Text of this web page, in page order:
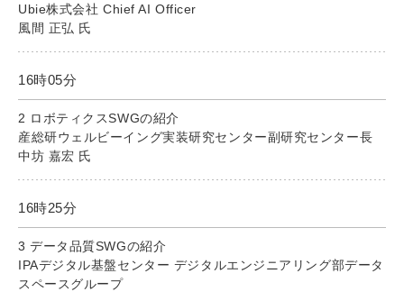
Ubie株式会社 Chief AI Officer
風間 正弘 氏
16時05分
2 ロボティクスSWGの紹介
産総研ウェルビーイング実装研究センター副研究センター長
中坊 嘉宏 氏
16時25分
3 データ品質SWGの紹介
IPAデジタル基盤センター デジタルエンジニアリング部データ
スペースグループ